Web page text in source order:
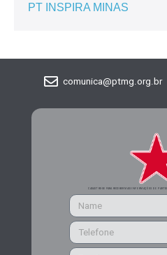
PT INSPIRA MINAS
comunica@ptmg.org.br
CADASTRE-SE PARA RECEBER MAIS INFORMAÇÕES DO